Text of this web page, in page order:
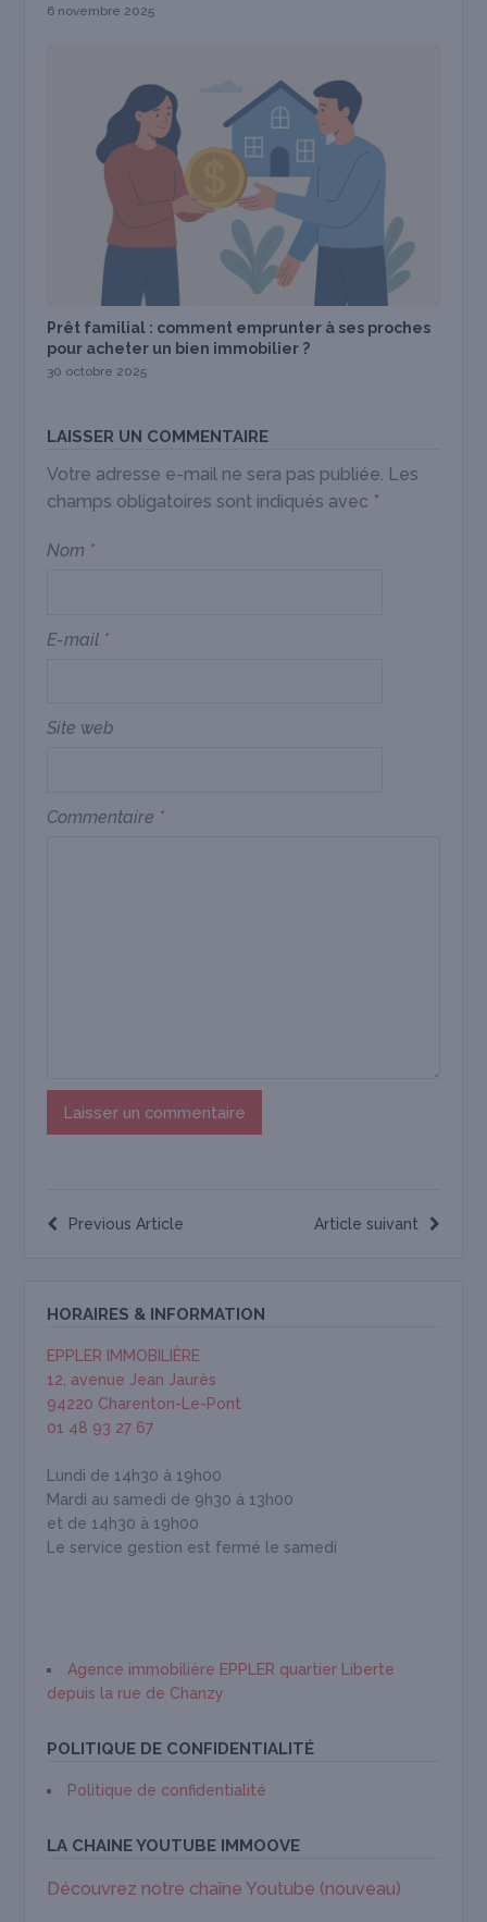
6 novembre 2025
Prêt familial : comment emprunter à ses proches
pour acheter un bien immobilier ?
30 octobre 2025
LAISSER UN COMMENTAIRE
Votre adresse e-mail ne sera pas publiée. Les
champs obligatoires sont indiqués avec *
Nom *
E-mail *
Site web
Commentaire *
Article suivant
Previous Article
HORAIRES & INFORMATION
EPPLER IMMOBILIÈRE
12, avenue Jean Jaurès
94220 Charenton-Le-Pont
01 48 93 27 67
Lundi de 14h30 à 19h00
Mardi au samedi de 9h30 à 13h00
et de 14h30 à 19h00
Le service gestion est fermé le samedi
Agence immobilière EPPLER quartier Liberte
depuis la rue de Chanzy
POLITIQUE DE CONFIDENTIALITÉ
Politique de confidentialité
LA CHAINE YOUTUBE IMMOOVE
Découvrez notre chaîne Youtube (nouveau)